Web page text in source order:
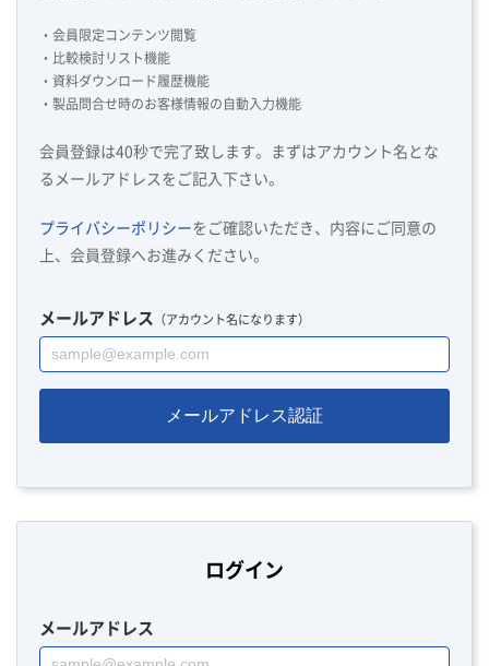
・会員限定コンテンツ閲覧
・比較検討リスト機能
・資料ダウンロード履歴機能
・製品問合せ時のお客様情報の自動入力機能
会員登録は40秒で完了致します。まずはアカウント名とな
るメールアドレスをご記入下さい。
プライバシーポリシーをご確認いただき、内容にご同意の
上、会員登録へお進みください。
メールアドレス （アカウント名になります）
メールアドレス認証
ログイン
メールアドレス